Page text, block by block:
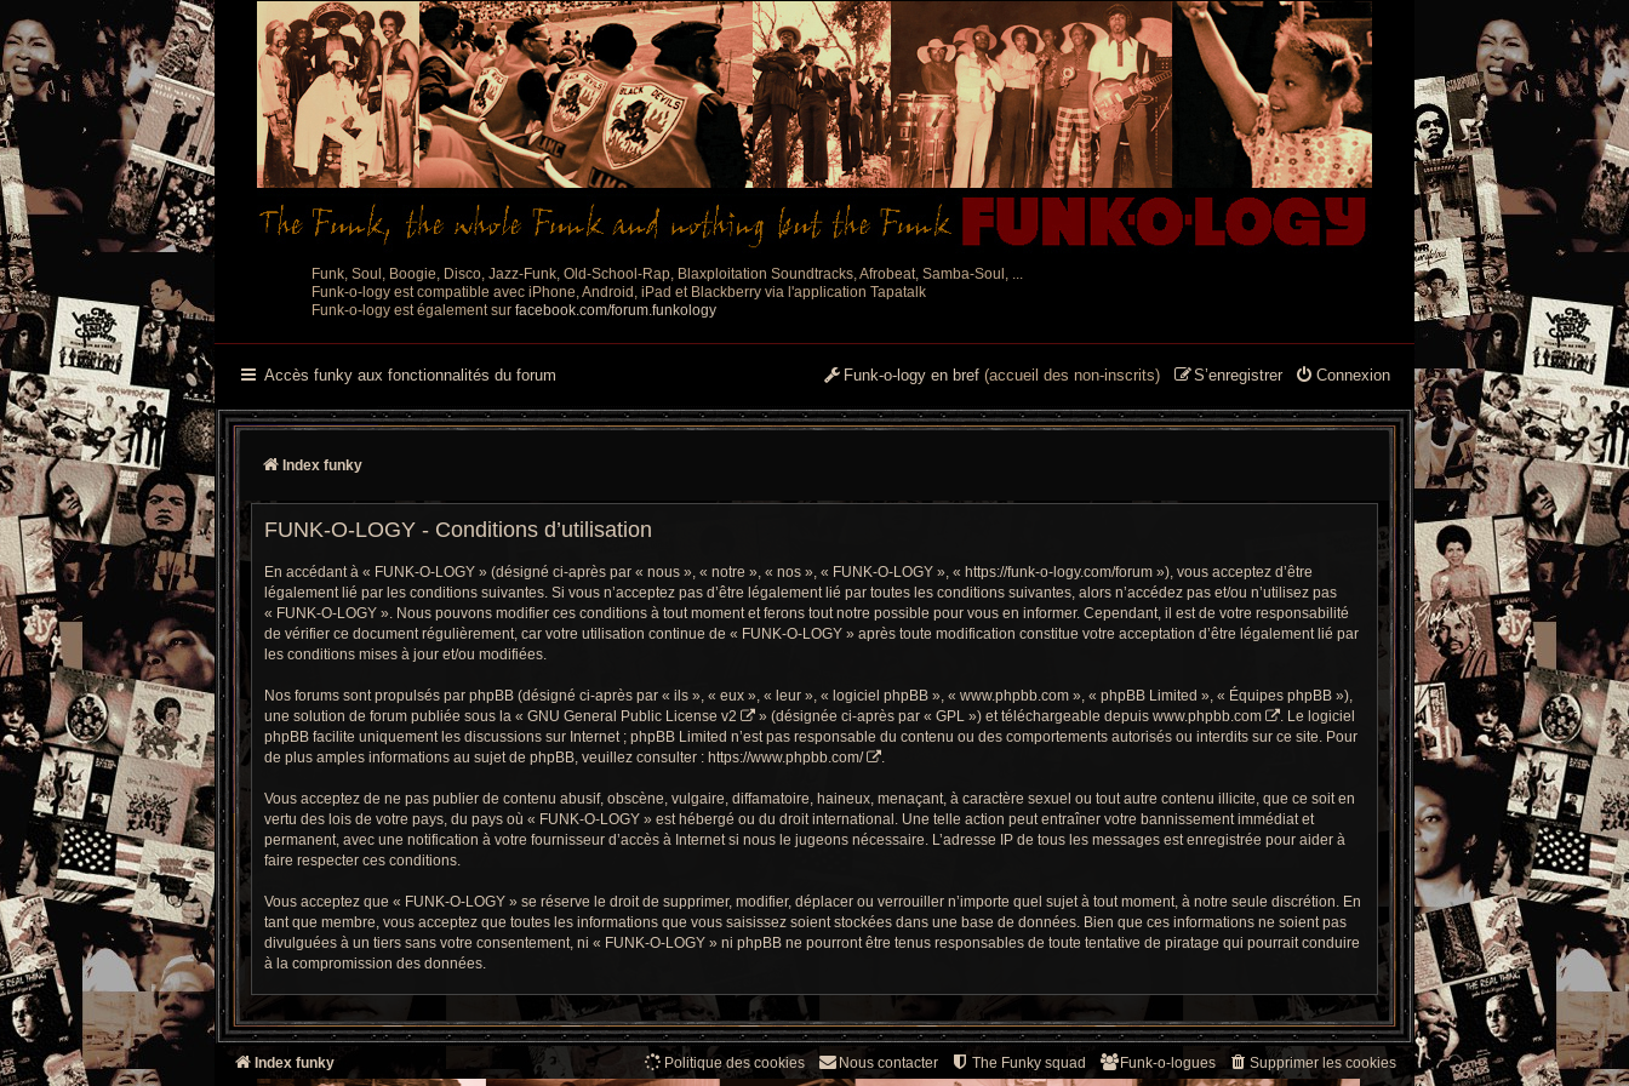
Funk, Soul, Boogie, Disco, Jazz-Funk, Old-School-Rap, Blaxploitation Soundtracks, Afrobeat, Samba-Soul, ...
Funk-o-logy est compatible avec iPhone, Android, iPad et Blackberry via l'application Tapatalk
Funk-o-logy est également sur facebook.com/forum.funkology
Accès funky aux fonctionnalités du forum Connexion
S’enregistrer
Funk-o-logy en bref (accueil des non-inscrits)
Index funky
FUNK-O-LOGY - Conditions d’utilisation
En accédant à « FUNK-O-LOGY » (désigné ci-après par « nous », « notre », « nos », « FUNK-O-LOGY », « https://funk-o-logy.com/forum »), vous acceptez d’être
légalement lié par les conditions suivantes. Si vous n’acceptez pas d’être légalement lié par toutes les conditions suivantes, alors n’accédez pas et/ou n’utilisez pas
« FUNK-O-LOGY ». Nous pouvons modifier ces conditions à tout moment et ferons tout notre possible pour vous en informer. Cependant, il est de votre responsabilité
de vérifier ce document régulièrement, car votre utilisation continue de « FUNK-O-LOGY » après toute modification constitue votre acceptation d’être légalement lié par
les conditions mises à jour et/ou modifiées.
Nos forums sont propulsés par phpBB (désigné ci-après par « ils », « eux », « leur », « logiciel phpBB », « www.phpbb.com », « phpBB Limited », « Équipes phpBB »),
une solution de forum publiée sous la « GNU General Public License v2 » (désignée ci-après par « GPL ») et téléchargeable depuis www.phpbb.com
. Le logiciel
phpBB facilite uniquement les discussions sur Internet ; phpBB Limited n’est pas responsable du contenu ou des comportements autorisés ou interdits sur ce site. Pour
de plus amples informations au sujet de phpBB, veuillez consulter : https://www.phpbb.com/ .
Vous acceptez de ne pas publier de contenu abusif, obscène, vulgaire, diffamatoire, haineux, menaçant, à caractère sexuel ou tout autre contenu illicite, que ce soit en
vertu des lois de votre pays, du pays où « FUNK-O-LOGY » est hébergé ou du droit international. Une telle action peut entraîner votre bannissement immédiat et
permanent, avec une notification à votre fournisseur d’accès à Internet si nous le jugeons nécessaire. L’adresse IP de tous les messages est enregistrée pour aider à
faire respecter ces conditions.
Vous acceptez que « FUNK-O-LOGY » se réserve le droit de supprimer, modifier, déplacer ou verrouiller n’importe quel sujet à tout moment, à notre seule discrétion. En
tant que membre, vous acceptez que toutes les informations que vous saisissez soient stockées dans une base de données. Bien que ces informations ne soient pas
divulguées à un tiers sans votre consentement, ni « FUNK-O-LOGY » ni phpBB ne pourront être tenus responsables de toute tentative de piratage qui pourrait conduire
à la compromission des données.
Index funky Supprimer les cookies
Funk-o-logues
The Funky squad
Nous contacter
Politique des cookies